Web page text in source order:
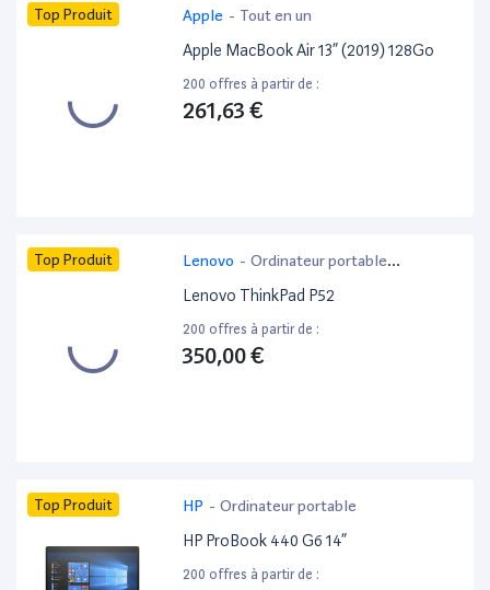
Top Produit Apple - Tout en un
Apple MacBook Air 13” (2019) 128Go
200 offres à partir de :
261,63 €
Top Produit Lenovo - Ordinateur portable
bureautique
Lenovo ThinkPad P52
200 offres à partir de :
350,00 €
Top Produit HP - Ordinateur portable
HP ProBook 440 G6 14”
200 offres à partir de :